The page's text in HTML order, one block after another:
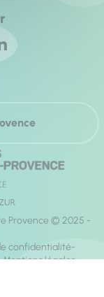
Provence © 2025 -
confidentialité
Mentions légales